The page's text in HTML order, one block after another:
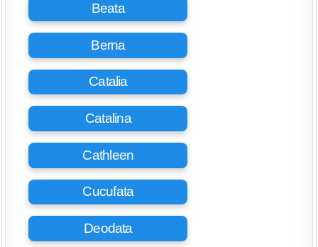
Beata
Berna
Catalia
Catalina
Cathleen
Cucufata
Deodata